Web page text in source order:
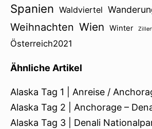
Spanien Waldviertel
Weihnachten Wien Winter
Österreich2021
Ähnliche Artikel
Alaska Tag 1 | Anreise /
Alaska Tag 2 | Anchorage –
Alaska Tag 3 | Denali